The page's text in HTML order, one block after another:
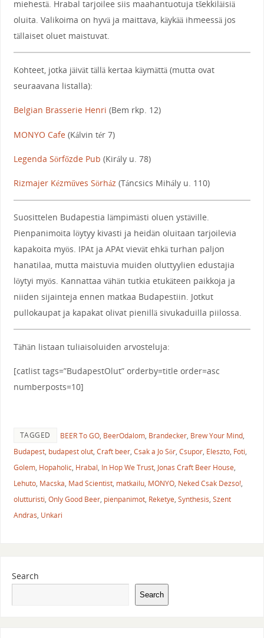
miehestä. Hrabal tarjoilee siis maahantuotuja tšekkiläisiä
oluita. Valikoima on hyvä ja maittava, käykää ihmeessä jos
tällaiset oluet maistuvat.
Kohteet, jotka jäivät tällä kertaa käymättä (mutta ovat
seuraavana listalla):
Belgian Brasserie Henri (Bem rkp. 12)
MONYO Cafe(Kálvin tér 7)
Legenda Sörfőzde Pub (Király u. 78)
Rizmajer Kézműves Sörház (Táncsics Mihály u. 110)
Suosittelen Budapestia lämpimästi oluen ystäville.
Pienpanimoita löytyy kivasti ja heidän oluitaan tarjoilevia
kapakoita myös. IPAt ja APAt vievät ehkä turhan paljon
hanatilaa, mutta maistuvia muiden oluttyylien edustajia
löytyi myös. Kannattaa vähän tutkia etukäteen paikkoja ja
niiden sijainteja ennen matkaa Budapestiin. Jotkut
pullokaupat ja kapakat olivat pienillä sivukaduilla piilossa.
Tähän listaan tuliaisoluiden arvosteluja:
[catlist tags=”BudapestOlut” orderby=title order=asc
numberposts=10]
TAGGED BEER To GO, BeerOdalom, Brandecker, Brew Your Mind,
Budapest, budapest olut, Craft beer, Csak a Jo Sör, Csupor, Eleszto, Foti,
Golem, Hopaholic, Hrabal, In Hop We Trust, Jonas Craft Beer House,
Lehuto, Macska, Mad Scientist, matkailu, MONYO, Neked Csak Dezso!,
olutturisti, Only Good Beer, pienpanimot, Reketye, Synthesis, Szent
Andras, Unkari
Search
Search